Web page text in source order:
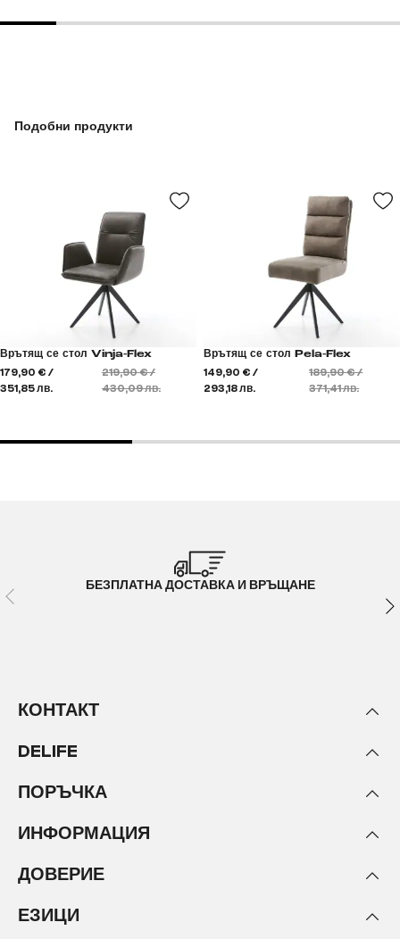
Подобни продукти
Врътящ се стол Vinja-Flex
179,90 € /
351,85 лв.
219,90 € /
430,09 лв.
Врътящ се стол Pela-Flex
149,90 € /
293,18 лв.
189,90 € /
371,41 лв.
БЕЗПЛАТНА ДОСТАВКА И ВРЪЩАНЕ
КОНТАКТ
DELIFE
ПОРЪЧКА
ИНФОРМАЦИЯ
ДОВЕРИЕ
ЕЗИЦИ